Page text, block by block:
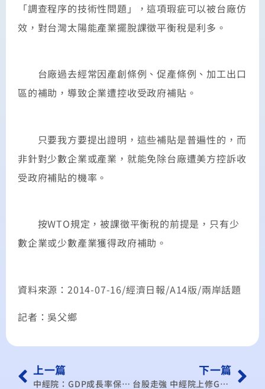
「調查程序的技術性問題」，這項瑕疵可以被台廠仿
效，對台灣太陽能產業擺脫課徵平衡稅是利多。
台廠過去經常因產創條例、促產條例、加工出口
區的補助，導致企業遭控收受政府補貼。
只要我方要提出證明，這些補貼是普遍性的，而
非針對少數企業或產業，就能免除台廠遭美方控訴收
受政府補貼的機率。
按WTO規定，被課徵平衡稅的前提是，只有少
數企業或少數產業獲得政府補助。
資料來源：2014-07-16/經濟日報/A14版/兩岸話題
記者：吳父鄉
上一篇
中經院：GDP成長率保3沒問題 昨天上修至3.15% 但夏季用電緊 成「拚經濟」最大變數
下一篇
台股走強 中經院上修GDP 今年預估達3.15％